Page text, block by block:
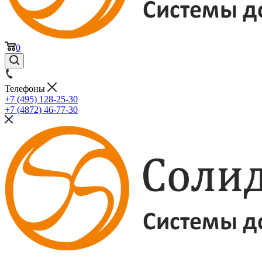
0
Телефоны
+7 (495) 128-25-30
+7 (4872) 46-77-30